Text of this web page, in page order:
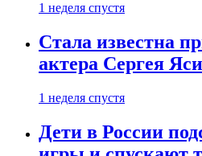
1 неделя спустя
Стала известна
актера Сергея
1 неделя спустя
Дети в России